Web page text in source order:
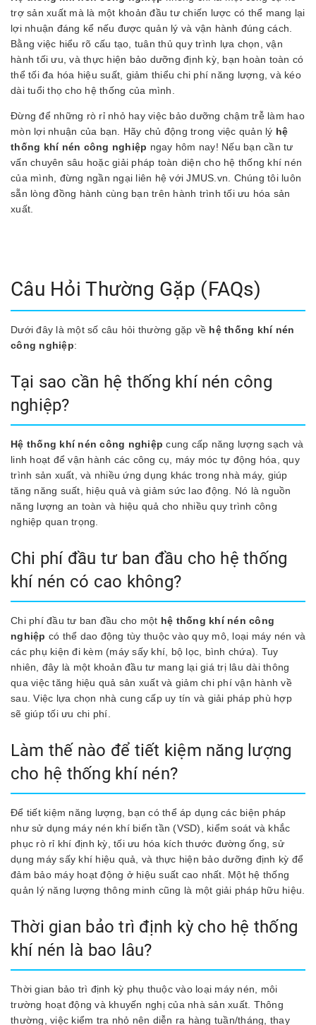
trợ sản xuất mà là một khoản đầu tư chiến lược có thể mang lại
lợi nhuận đáng kể nếu được quản lý và vận hành đúng cách.
Bằng việc hiểu rõ cấu tạo, tuân thủ quy trình lựa chọn, vận
hành tối ưu, và thực hiện bảo dưỡng định kỳ, bạn hoàn toàn có
thể tối đa hóa hiệu suất, giảm thiểu chi phí năng lượng, và kéo
dài tuổi thọ cho hệ thống của mình.
Đừng để những rò rỉ nhỏ hay việc bảo dưỡng chậm trễ làm hao
mòn lợi nhuận của bạn. Hãy chủ động trong việc quản lý hệ
thống khí nén công nghiệp ngay hôm nay! Nếu bạn cần tư
vấn chuyên sâu hoặc giải pháp toàn diện cho hệ thống khí nén
của mình, đừng ngần ngại liên hệ với JMUS.vn. Chúng tôi luôn
sẵn lòng đồng hành cùng bạn trên hành trình tối ưu hóa sản
xuất.
Câu Hỏi Thường Gặp (FAQs)
Dưới đây là một số câu hỏi thường gặp về hệ thống khí nén
công nghiệp:
Tại sao cần hệ thống khí nén công
nghiệp?
Hệ thống khí nén công nghiệp cung cấp năng lượng sạch và
linh hoạt để vận hành các công cụ, máy móc tự động hóa, quy
trình sản xuất, và nhiều ứng dụng khác trong nhà máy, giúp
tăng năng suất, hiệu quả và giảm sức lao động. Nó là nguồn
năng lượng an toàn và hiệu quả cho nhiều quy trình công
nghiệp quan trọng.
Chi phí đầu tư ban đầu cho hệ thống
khí nén có cao không?
Chi phí đầu tư ban đầu cho một hệ thống khí nén công
nghiệp có thể dao động tùy thuộc vào quy mô, loại máy nén và
các phụ kiện đi kèm (máy sấy khí, bộ lọc, bình chứa). Tuy
nhiên, đây là một khoản đầu tư mang lại giá trị lâu dài thông
qua việc tăng hiệu quả sản xuất và giảm chi phí vận hành về
sau. Việc lựa chọn nhà cung cấp uy tín và giải pháp phù hợp
sẽ giúp tối ưu chi phí.
Làm thế nào để tiết kiệm năng lượng
cho hệ thống khí nén?
Để tiết kiệm năng lượng, bạn có thể áp dụng các biện pháp
như sử dụng máy nén khí biến tần (VSD), kiểm soát và khắc
phục rò rỉ khí định kỳ, tối ưu hóa kích thước đường ống, sử
dụng máy sấy khí hiệu quả, và thực hiện bảo dưỡng định kỳ để
đảm bảo máy hoạt động ở hiệu suất cao nhất. Một hệ thống
quản lý năng lượng thông minh cũng là một giải pháp hữu hiệu.
Thời gian bảo trì định kỳ cho hệ thống
khí nén là bao lâu?
Thời gian bảo trì định kỳ phụ thuộc vào loại máy nén, môi
trường hoạt động và khuyến nghị của nhà sản xuất. Thông
thường, việc kiểm tra nhỏ nên diễn ra hàng tuần/tháng, thay